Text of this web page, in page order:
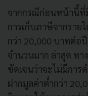
จากกรณีก่อนหน้านี้ที่
การเก็บภาษีจากราย
กว่า 20,000 บาทต่อ
จำนวนมาก ล่าสุด ทา
ชัดเจนว่าจะไม่มีการ
ฝากมูลค่าต่ำกว่า